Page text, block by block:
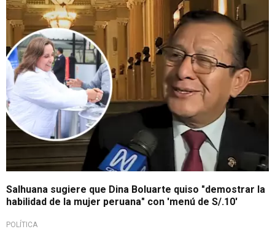
Tras polémicas declaraciones
Salhuana sugiere que Dina Boluarte quiso "demostrar la
habilidad de la mujer peruana" con 'menú de S/.10'
POLÍTICA